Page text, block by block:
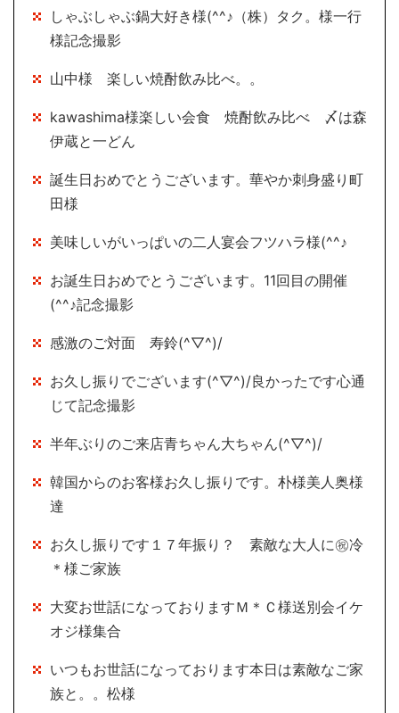
しゃぶしゃぶ鍋大好き様(^^♪（株）タク。様一行
様記念撮影
山中様 楽しい焼酎飲み比べ。。
kawashima様楽しい会食 焼酎飲み比べ 〆は森
伊蔵と一どん
誕生日おめでとうございます。華やか刺身盛り町
田様
美味しいがいっぱいの二人宴会フツハラ様(^^♪
お誕生日おめでとうございます。11回目の開催
(^^♪記念撮影
感激のご対面 寿鈴(^▽^)/
お久し振りでございます(^▽^)/良かったです心通
じて記念撮影
半年ぶりのご来店青ちゃん大ちゃん(^▽^)/
韓国からのお客様お久し振りです。朴様美人奥様
達
お久し振りです１７年振り？ 素敵な大人に㊗冷
＊様ご家族
大変お世話になっておりますＭ＊Ｃ様送別会イケ
オジ様集合
いつもお世話になっております本日は素敵なご家
族と。。松様